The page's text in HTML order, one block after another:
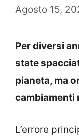
Agosto 15,
Per diversi
state
pianeta, ma
cambiamenti
L’errore